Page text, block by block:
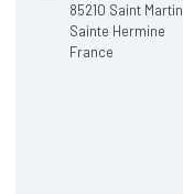
85210 Saint
Sainte Hermine
France